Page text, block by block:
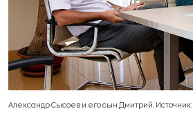
Александр Сысоев и его сын Дмитрий. Источник: